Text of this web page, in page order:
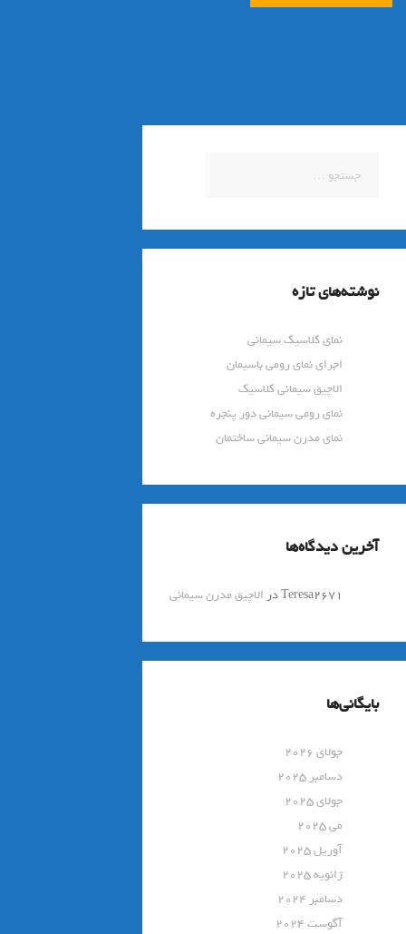
برای:
نوشته‌های تازه
نمای کلاسیک سیمانی
اجرای نمای رومی باسیمان
الاچیق سیمانی کلاسیک
نمای رومی سیمانی دور پنجره
نمای مدرن سیمانی ساختمان
آخرین دیدگاه‌ها
Teresa2671در الاچیق مدرن سیمانی
بایگانی‌ها
جولای 2026
دسامبر 2025
جولای 2025
می 2025
آوریل 2025
ژانویه 2025
دسامبر 2024
آگوست 2024